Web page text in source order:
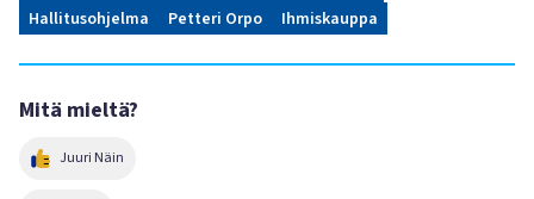
Hallitusohjelma
Petteri Orpo Ihmiskauppa
Mitä mieltä?
Juuri Näin